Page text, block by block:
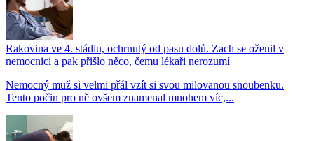
Rakovina ve 4. stádiu, ochrnutý od pasu dolů. Zach se oženil v
nemocnici a pak přišlo něco, čemu lékaři nerozumí
Nemocný muž si velmi přál vzít si svou milovanou snoubenku.
Tento počin pro ně ovšem znamenal mnohem víc,...